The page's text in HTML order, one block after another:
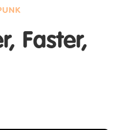
Faster,